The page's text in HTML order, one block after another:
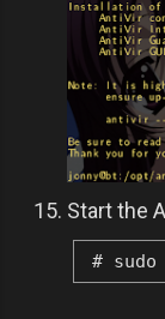
Start the
#